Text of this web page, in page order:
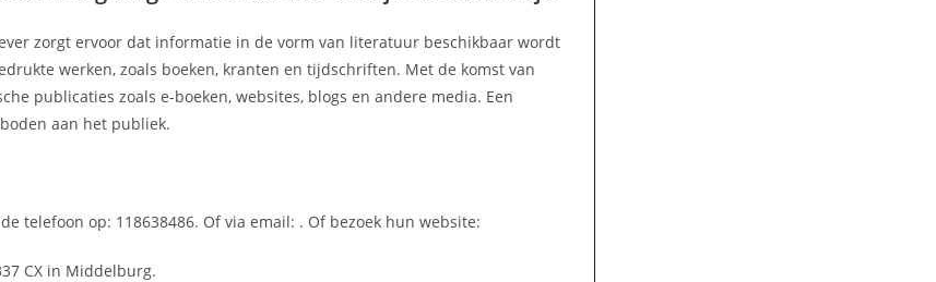
zorgt ervoor dat informatie in de vorm van literatuur beschikbaar wordt
werken, zoals boeken, kranten en tijdschriften. Met de komst van
publicaties zoals e-boeken, websites, blogs en andere media. Een
aan het publiek.
telefoon op: 118638486. Of via email: . Of bezoek hun website:
CX in Middelburg.